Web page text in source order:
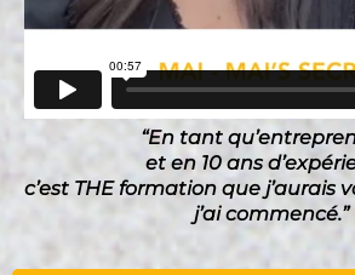
“En tant
et en 10 ans
c’est THE formation que j’aurais
j’ai commencé.”